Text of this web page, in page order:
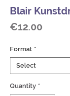
Blair
€12.00Price
Format *
Quantity *